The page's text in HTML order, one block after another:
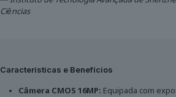
Ciências
Características e Benefícios
Câmera CMOS 16MP: Equipada com